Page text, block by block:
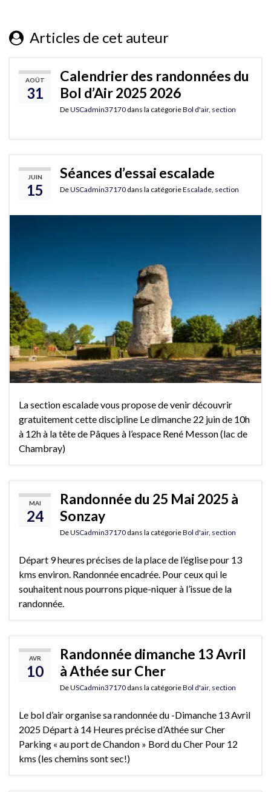
Articles de cet auteur
AOÛT
31
Calendrier des randonnées du
Bol d’Air 2025 2026
DeUSCadmin37170 dans la catégorieBol d'air, section
JUIN
15
Séances d’essai escalade
DeUSCadmin37170 dans la catégorieEscalade section
La section escalade vous propose de venir découvrir
gratuitement cette discipline Le dimanche 22 juin de 10h
à 12h à la tête de Pâques à l’espace René Messon (lac de
Chambray)
MAI
24
Randonnée du 25 Mai 2025 à
Sonzay
DeUSCadmin37170 dans la catégorieBol d'air, section
Départ 9 heures précises de la place de l’église pour 13
kms environ. Randonnée encadrée. Pour ceux qui le
souhaitent nous pourrons pique-niquer à l’issue de la
randonnée.
AVR
10
Randonnée dimanche 13 Avril
à Athée sur Cher
DeUSCadmin37170 dans la catégorieBol d'air, section
Le bol d’air organise sa randonnée du -Dimanche 13 Avril
2025 Départ à 14 Heures précise d’Athée sur Cher
Parking « au port de Chandon » Bord du Cher Pour 12
kms (les chemins sont sec!)